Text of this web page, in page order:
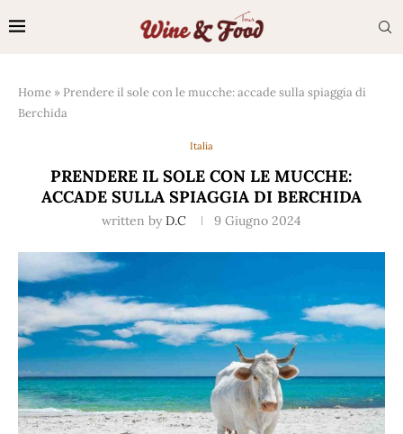
Home » Prendere il sole con le mucche: accade sulla spiaggia di
Berchida
Italia
PRENDERE IL SOLE CON LE MUCCHE:
ACCADE SULLA SPIAGGIA DI BERCHIDA
written by D.C 9 Giugno 2024